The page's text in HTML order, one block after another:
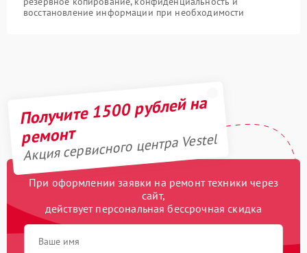
восстановление информации при необходимости
Получите 1500 рублей на
ремонт
Акция сервисного центра Vestel
При оформлении заявки на ремонт техники через
сайт,
действует персональная бессрочная скидка